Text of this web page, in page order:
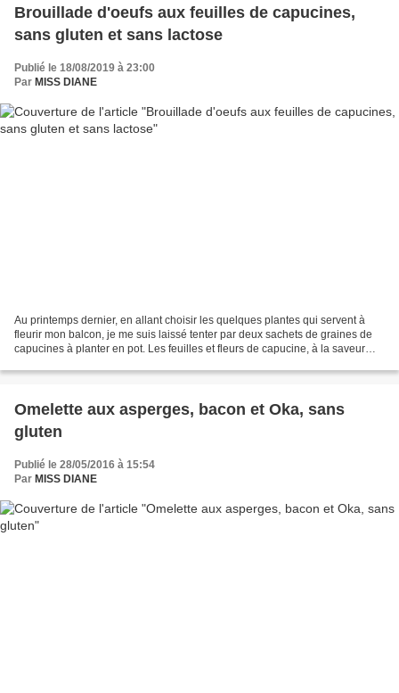
Brouillade d'oeufs aux feuilles de capucines,
sans gluten et sans lactose
Publié le 18/08/2019 à 23:00
Par MISS DIANE
Au printemps dernier, en allant choisir les quelques plantes qui servent à
fleurir mon balcon, je me suis laissé tenter par deux sachets de graines de
capucines à planter en pot. Les feuilles et fleurs de capucine, à la saveur
Omelette aux asperges, bacon et Oka, sans
gluten
Publié le 28/05/2016 à 15:54
Par MISS DIANE